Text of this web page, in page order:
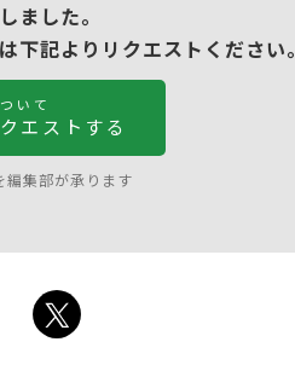
ました。
下記よりリクエストください。
いて
エストする
編集部が承ります